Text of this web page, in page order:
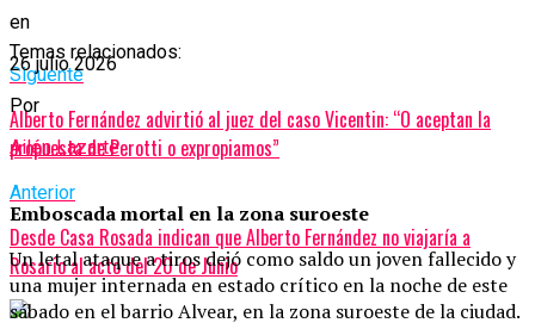
Temas relacionados:
Siguente
Alberto Fernández advirtió al juez del caso Vicentin: “O aceptan la
propuesta de Perotti o expropiamos”
Anterior
Desde Casa Rosada indican que Alberto Fernández no viajaría a
Rosario al acto del 20 de Junio
en
26 julio 2026
Por
Ailén Lazarte
Emboscada mortal en la zona suroeste
Un letal ataque a tiros dejó como saldo un joven fallecido y
una mujer internada en estado crítico en la noche de este
sábado en el barrio Alvear, en la zona suroeste de la ciudad.